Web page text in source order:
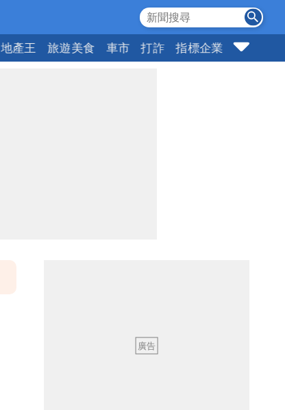
地產王 旅遊美食 車市 打詐 指標企業 壹蘋頭家